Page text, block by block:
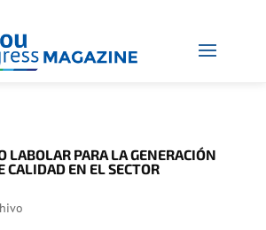
LABOLAR PARA LA GENERACIÓN
CALIDAD EN EL SECTOR